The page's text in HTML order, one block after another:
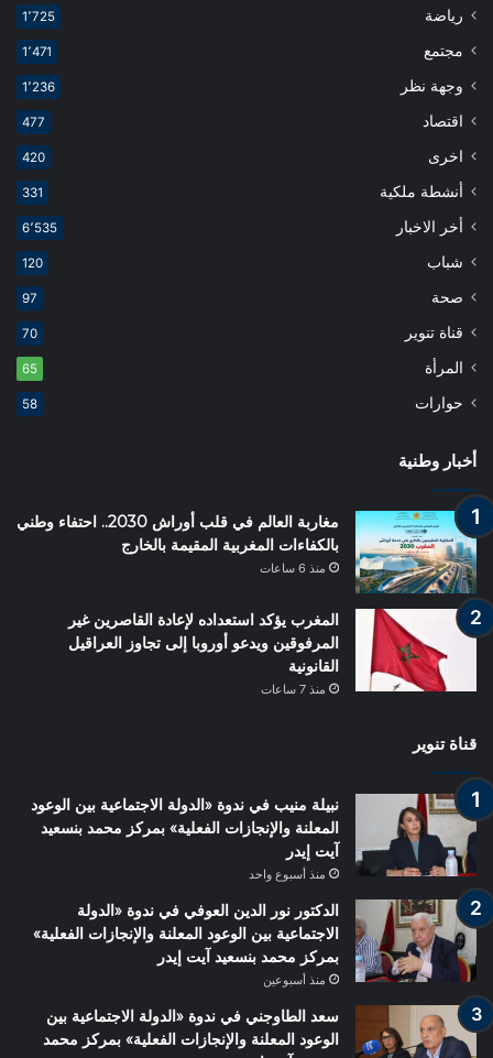
رياضة 1٬725
مجتمع 1٬471
وجهة نظر 1٬236
اقتصاد 477
اخرى 420
أنشطة ملكية 331
أخر الاخبار 6٬535
شباب 120
صحة 97
قناة تنوير 70
المرأة 65
حوارات 58
أخبار وطنية
مغاربة العالم في قلب أوراش 2030.. احتفاء وطني
بالكفاءات المغربية المقيمة بالخارج
منذ 6 ساعات
المغرب يؤكد استعداده لإعادة القاصرين غير
المرفوقين ويدعو أوروبا إلى تجاوز العراقيل
القانونية
منذ 7 ساعات
قناة تنوير
نبيلة منيب في ندوة «الدولة الاجتماعية بين الوعود
المعلنة والإنجازات الفعلية» بمركز محمد بنسعيد
آيت إيدر
منذ أسبوع واحد
الدكتور نور الدين العوفي في ندوة «الدولة
الاجتماعية بين الوعود المعلنة والإنجازات الفعلية»
بمركز محمد بنسعيد آيت إيدر
منذ أسبوعين
سعد الطاوجني في ندوة «الدولة الاجتماعية بين
الوعود المعلنة والإنجازات الفعلية» بمركز محمد